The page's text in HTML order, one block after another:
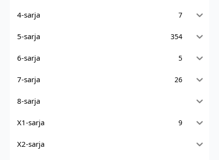
4-sarja 7
5-sarja 354
6-sarja 5
7-sarja 26
8-sarja
X1-sarja 9
X2-sarja